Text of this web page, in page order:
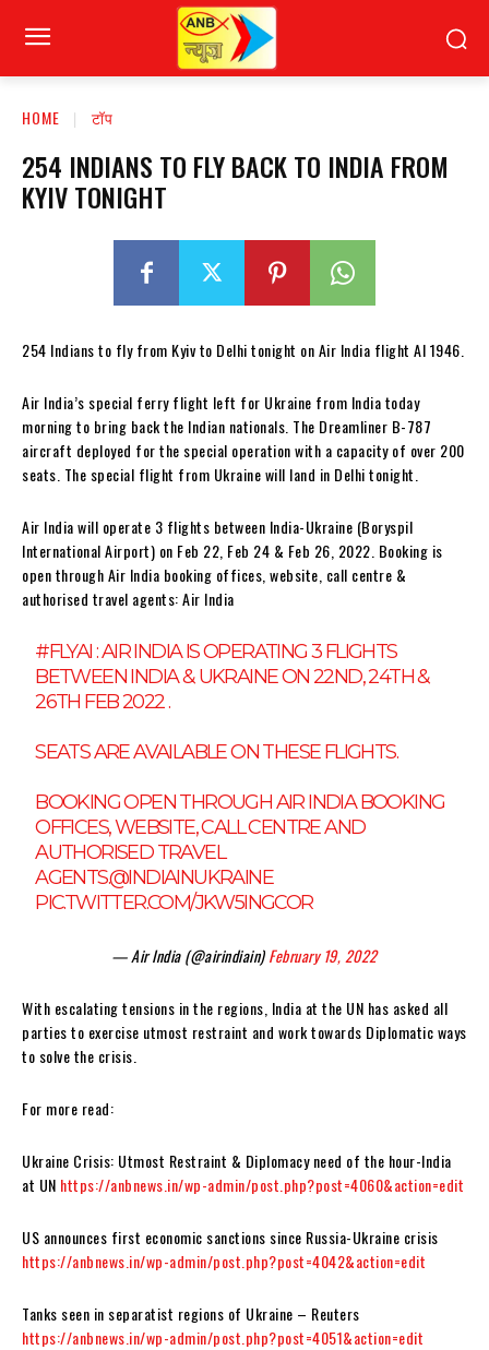
HOME टॉप
254 INDIANS TO FLY BACK TO INDIA FROM
KYIV TONIGHT
254 Indians to fly from Kyiv to Delhi tonight on Air India flight AI 1946.
Air India’s special ferry flight left for Ukraine from India today
morning to bring back the Indian nationals. The Dreamliner B-787
aircraft deployed for the special operation with a capacity of over 200
seats. The special flight from Ukraine will land in Delhi tonight.
Air India will operate 3 flights between India-Ukraine (Boryspil
International Airport) on Feb 22, Feb 24 & Feb 26, 2022. Booking is
open through Air India booking offices, website, call centre &
authorised travel agents: Air India
#FLYAI: AIR INDIA IS OPERATING 3 FLIGHTS
BETWEEN INDIA & UKRAINE ON 22ND, 24TH &
26TH FEB 2022 .
SEATS ARE AVAILABLE ON THESE FLIGHTS.
BOOKING OPEN THROUGH AIR INDIA BOOKING
OFFICES, WEBSITE, CALL CENTRE AND
AUTHORISED TRAVEL
AGENTS.@INDIAINUKRAINE
PIC.TWITTER.COM/JKW5INGCOR
— Air India (@airindiain)February 19, 2022
With escalating tensions in the regions, India at the UN has asked all
parties to exercise utmost restraint and work towards Diplomatic ways
to solve the crisis.
For more read:
Ukraine Crisis: Utmost Restraint & Diplomacy need of the hour-India
at UN https://anbnews.in/wp-admin/post.php?post=4060&action=edit
US announces first economic sanctions since Russia-Ukraine crisis
https://anbnews.in/wp-admin/post.php?post=4042&action=edit
Tanks seen in separatist regions of Ukraine – Reuters
https://anbnews.in/wp-admin/post.php?post=4051&action=edit